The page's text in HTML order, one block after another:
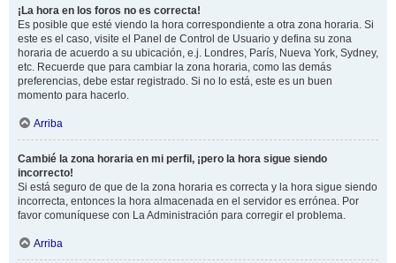
¡La hora en los foros no es correcta!
Es posible que esté viendo la hora correspondiente a otra zona horaria. Si
este es el caso, visite el Panel de Control de Usuario y defina su zona
horaria de acuerdo a su ubicación, e.j. Londres, París, Nueva York, Sydney,
etc. Recuerde que para cambiar la zona horaria, como las demás
preferencias, debe estar registrado. Si no lo está, este es un buen
momento para hacerlo.
Arriba
Cambié la zona horaria en mi perfil, ¡pero la hora sigue siendo
incorrecto!
Si está seguro de que de la zona horaria es correcta y la hora sigue siendo
incorrecta, entonces la hora almacenada en el servidor es errónea. Por
favor comuníquese con La Administración para corregir el problema.
Arriba